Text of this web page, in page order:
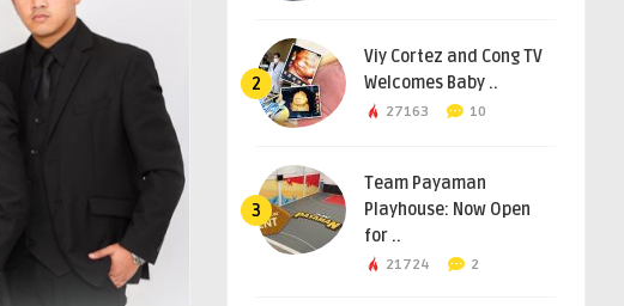
2
Viy Cortez and Cong TV
Welcomes Baby ..
27163 10
3
Team Payaman
Playhouse: Now Open
for ..
21724 2